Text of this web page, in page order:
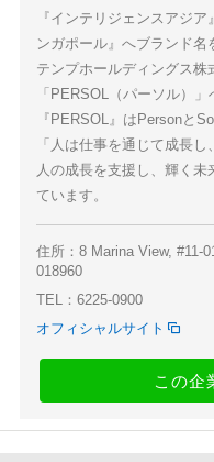
『インテリジェンスアジ
ンガポール』へブランド
テンプホールディングス株
「PERSOL（パーソル）
『PERSOL』はPersonと
「人は仕事を通じて成長
人の成長を支援し、輝く
ています。
住所：8 Marina View, #11-
018960
TEL：6225-0900
オフィシャルサイト
この企